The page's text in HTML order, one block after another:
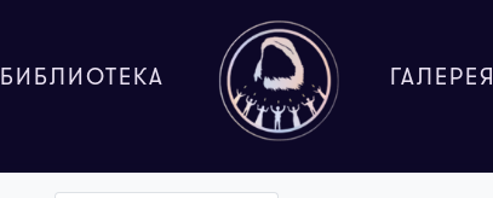
БИБЛИОТЕКА ГАЛЕРЕЯ